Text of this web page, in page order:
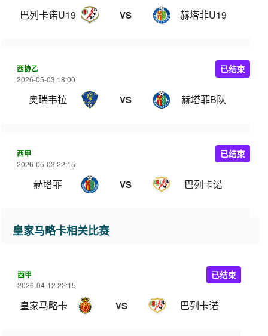
巴列卡诺U19 VS 赫塔菲U19
西协乙
2026-05-03 18:00
奥瑞韦拉 VS 赫塔菲B队
已结束
西甲
2026-05-03 22:15
赫塔菲 VS 巴列卡诺
已结束
皇家马略卡相关比赛
西甲
2026-04-12 22:15
皇家马略卡 VS 巴列卡诺
已结束